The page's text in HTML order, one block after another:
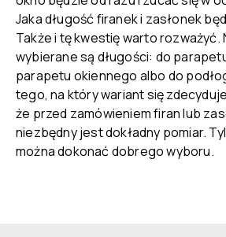
Jaka długość firanek i zasłonek
Także i tę kwestię warto rozważyć.
wybierane są długości: do
parapetu okiennego albo do
tego, na który wariant się
że przed zamówieniem firan lub
niezbędny jest dokładny pomiar.
można dokonać dobrego wyboru.